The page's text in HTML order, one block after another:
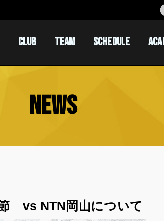
CLUB TEAM SCHEDULE
NEWS
vs NTN岡山について